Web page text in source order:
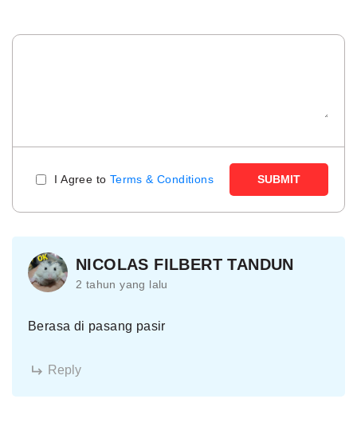
I Agree to Terms & Conditions SUBMIT
NICOLAS FILBERT TANDUN
2 tahun yang lalu
Berasa di pasang pasir
Reply